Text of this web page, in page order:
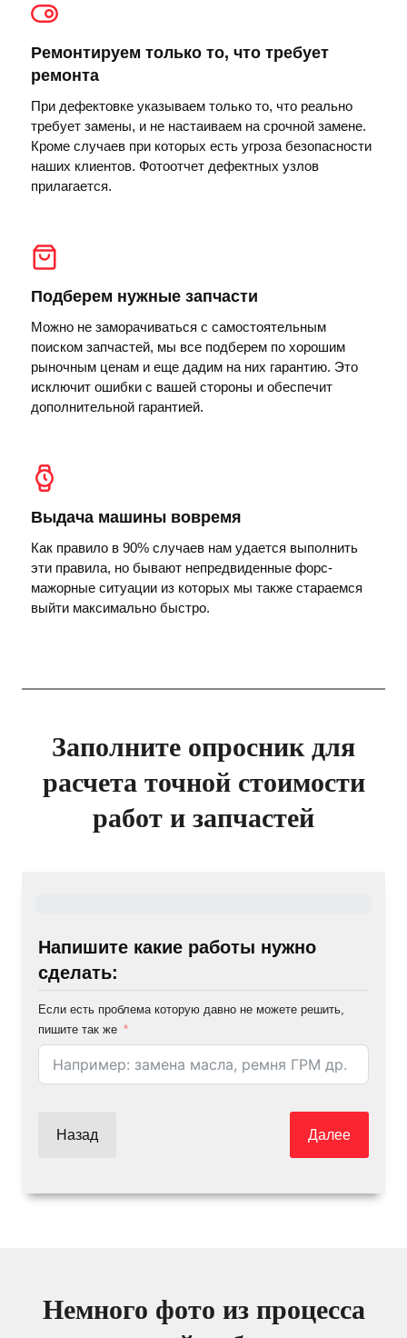
Ремонтируем только то, что требует
ремонта
При дефектовке указываем только то, что реально
требует замены, и не настаиваем на срочной замене.
Кроме случаев при которых есть угроза безопасности
наших клиентов. Фотоотчет дефектных узлов
прилагается.
Подберем нужные запчасти
Можно не заморачиваться с самостоятельным
поиском запчастей, мы все подберем по хорошим
рыночным ценам и еще дадим на них гарантию. Это
исключит ошибки с вашей стороны и обеспечит
дополнительной гарантией.
Выдача машины вовремя
Как правило в 90% случаев нам удается выполнить
эти правила, но бывают непредвиденные форс-
мажорные ситуации из которых мы также стараемся
выйти максимально быстро.
Заполните опросник для
расчета точной стоимости
работ и запчастей
Напишите какие работы нужно
сделать:
Если есть проблема которую давно не можете решить,
пишите так же
Назад Далее
Немного фото из процесса